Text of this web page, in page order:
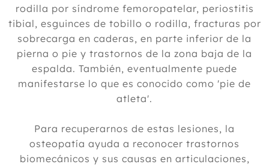
rodilla por síndrome femoropatelar, periostitis
tibial, esguinces de tobillo o rodilla, fracturas por
sobrecarga en caderas, en parte inferior de la
pierna o pie y trastornos de la zona baja de la
espalda. También, eventualmente puede
manifestarse lo que es conocido como 'pie de
atleta'.
Para recuperarnos de estas lesiones, la
osteopatía ayuda a reconocer trastornos
biomecánicos y sus causas en articulaciones,